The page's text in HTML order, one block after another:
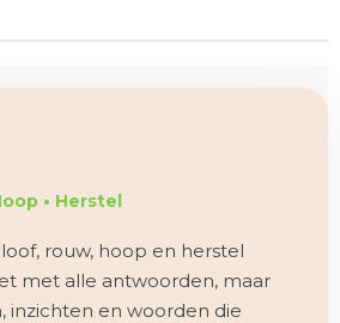
• Herstel
rouw, hoop en herstel
met alle antwoorden, maar
inzichten en woorden die